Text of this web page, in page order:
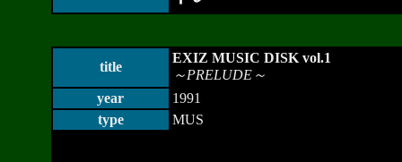
title
EXIZ MUSIC DISK vol.1
～PRELUDE～
year
1991
type
MUS